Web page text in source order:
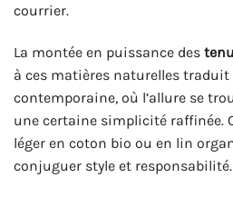
courrier.
La montée en puissance des
à ces matières naturelles
contemporaine, où l’allure se
une certaine simplicité raffinée.
léger en coton bio ou en lin
conjuguer style et responsabilité.